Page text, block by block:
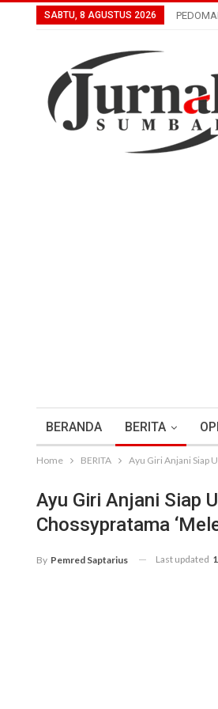
SABTU, 8 AGUSTUS 2026
BERANDA BERITA
Home BERITA Ayu Giri Anjani Siap
Ayu Giri Anjani Siap
Chossypratama
By Pemred Saptarius Last updated